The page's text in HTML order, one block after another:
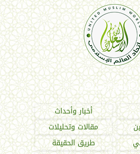
العالم الإسلامي
أخبار وأحداث
مقالات وتحليلات
طريق الحقيقة